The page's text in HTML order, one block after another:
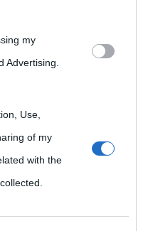
uses one or more Google
information including but
behaviour. You may click to
and its third-party tags to
purposes in below Google
my
Advertising.
Use,
of my
with the
era?